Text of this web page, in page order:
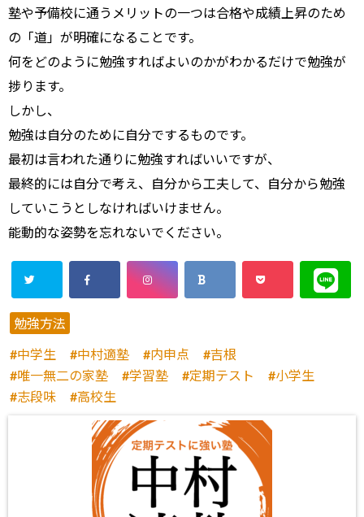
塾や予備校に通うメリットの一つは合格や成績上昇のため
の「道」が明確になることです。
何をどのように勉強すればよいのかがわかるだけで勉強が
捗ります。
しかし、
勉強は自分のために自分でするものです。
最初は言われた通りに勉強すればいいですが、
最終的には自分で考え、自分から工夫して、自分から勉強
していこうとしなければいけません。
能動的な姿勢を忘れないでください。
勉強方法
中学生
中村適塾 内申点
吉根
唯一無二の家塾
学習塾 定期テスト
小学生
志段味
高校生